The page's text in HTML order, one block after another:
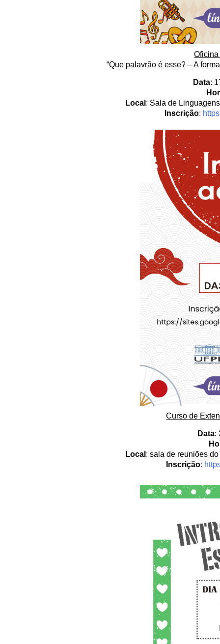
“Que palavrão é esse? – A
Data:
Local : Sala de
Inscrição:
Curso de
Data:
Local : sala de reuniões
Inscrição: